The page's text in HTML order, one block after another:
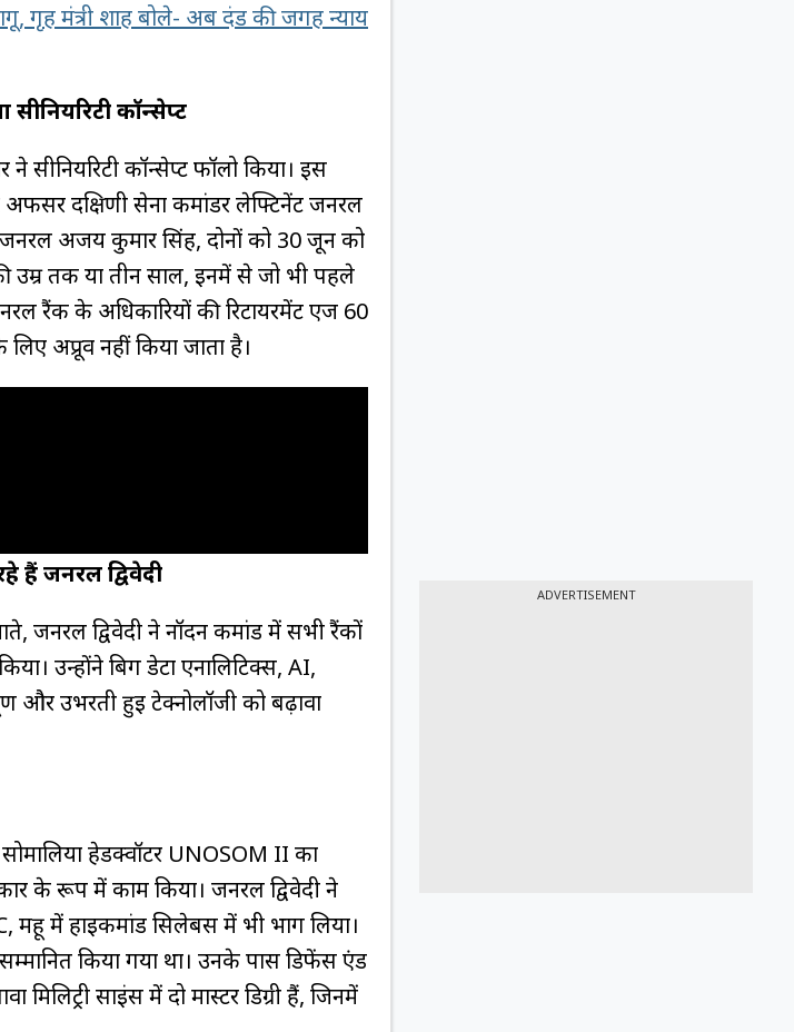
गृह मंत्री शाह बोले- अब दंड की जगह न्याय
कॉन्सेप्ट
सीनियरिटी कॉन्सेप्ट फॉलो किया। इस
दक्षिणी सेना कमांडर लेफ्टिनेंट जनरल
अजय कुमार सिंह, दोनों को 30 जून को
उम्र तक या तीन साल, इनमें से जो भी पहले
रैंक के अधिकारियों की रिटायरमेंट एज 60
अप्रूव नहीं किया जाता है।
हैं जनरल द्विवेदी
जनरल द्विवेदी ने नॉर्दर्न कमांड में सभी रैंकों
उन्होंने बिग डेटा एनालिटिक्स, AI,
और उभरती हुई टेक्नोलॉजी को बढ़ावा
हेडक्वॉर्टर UNOSOM II का
के रूप में काम किया। जनरल द्विवेदी ने
में हाईकमांड सिलेबस में भी भाग लिया।
किया गया था। उनके पास डिफेंस एंड
साइंस में दो मास्टर डिग्री हैं, जिनमें
ADVERTISEMENT